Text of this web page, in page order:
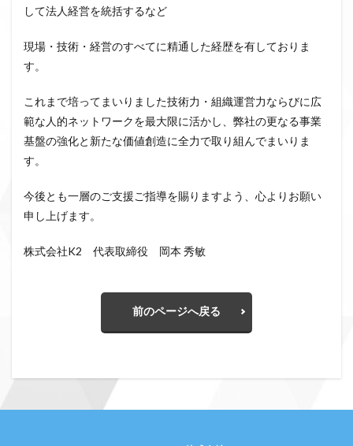
して法人経営を統括するなど
現場・技術・経営のすべてに精通した経歴を有しておりま
す。
これまで培ってまいりました技術力・組織運営力ならびに広
範な人的ネットワークを最大限に活かし、弊社の更なる事業
基盤の強化と新たな価値創造に全力で取り組んでまいりま
す。
今後とも一層のご支援ご指導を賜りますよう、心よりお願い
申し上げます。
株式会社K2 代表取締役 岡本 秀敏
前のページへ戻る